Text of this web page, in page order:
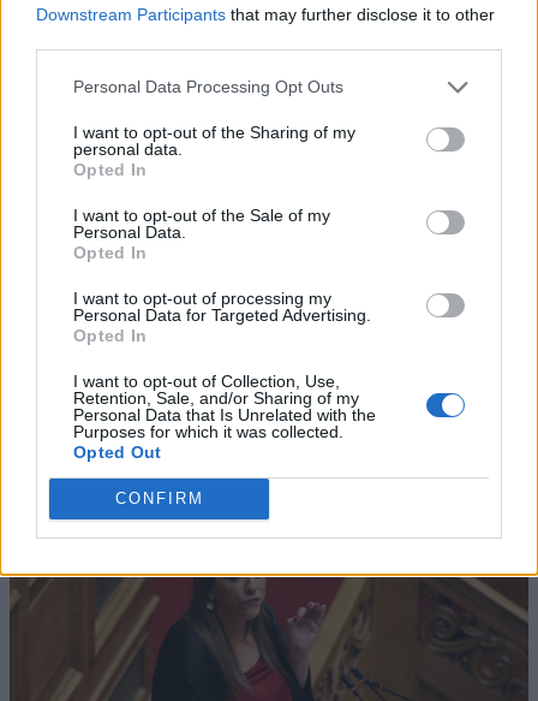
Downstream Participants that may further disclose it to other
Personal Data Processing Opt Outs
I want to opt-out of the Sharing of my
personal data.
Opted In
I want to opt-out of the Sale of my
Personal Data.
Opted In
I want to opt-out of processing my
Personal Data for Targeted Advertising.
Opted In
I want to opt-out of Collection, Use,
Retention, Sale, and/or Sharing of my
Personal Data that Is Unrelated with the
Purposes for which it was collected.
Opted Out
CONFIRM